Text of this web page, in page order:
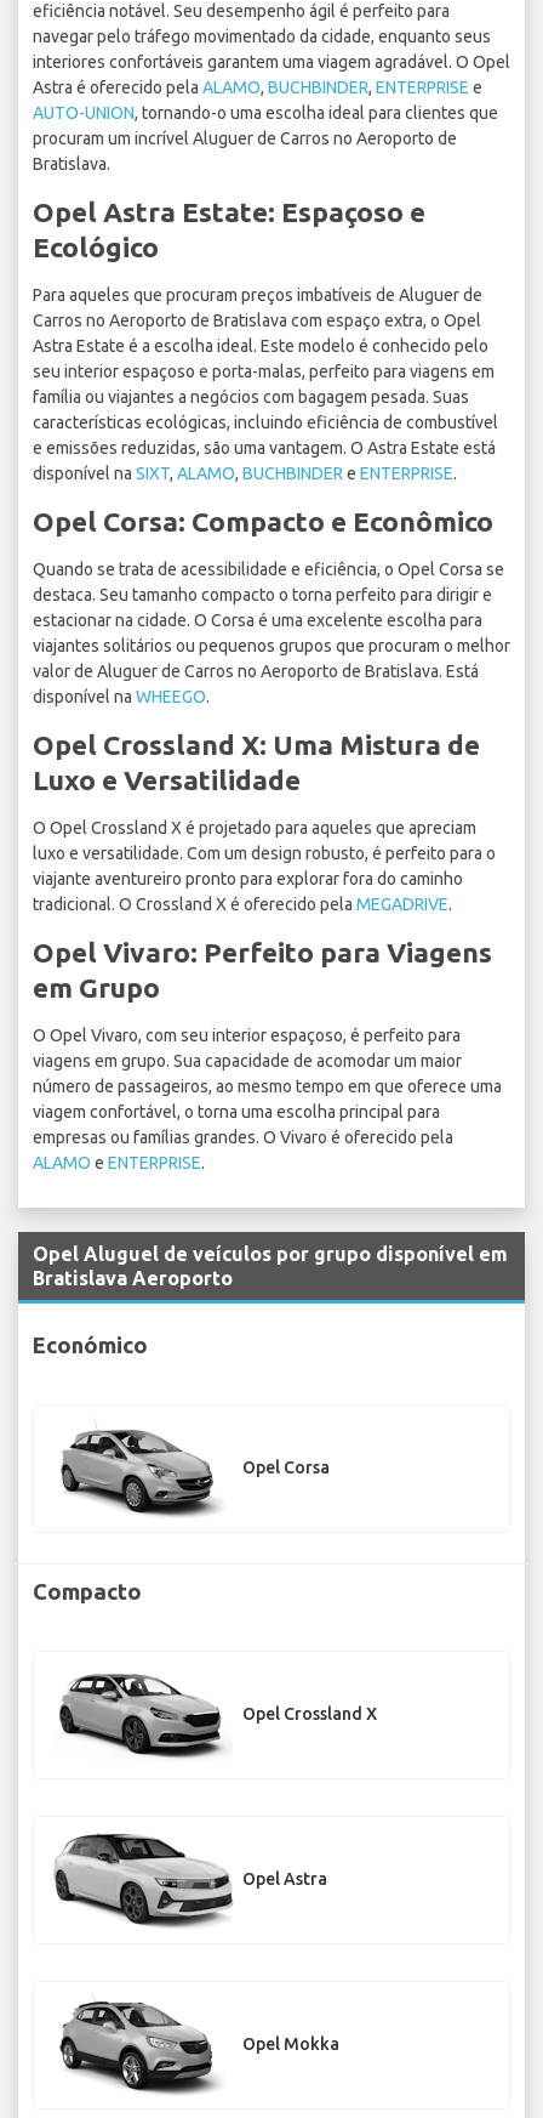
eficiência notável. Seu desempenho ágil é perfeito para
navegar pelo tráfego movimentado da cidade, enquanto seus
interiores confortáveis garantem uma viagem agradável. O Opel
Astra é oferecido pela ALAMO, BUCHBINDER, ENTERPRISE e
AUTO-UNION, tornando-o uma escolha ideal para clientes que
procuram um incrível Aluguer de Carros no Aeroporto de
Bratislava.
Opel Astra Estate: Espaçoso e
Ecológico
Para aqueles que procuram preços imbatíveis de Aluguer de
Carros no Aeroporto de Bratislava com espaço extra, o Opel
Astra Estate é a escolha ideal. Este modelo é conhecido pelo
seu interior espaçoso e porta-malas, perfeito para viagens em
família ou viajantes a negócios com bagagem pesada. Suas
características ecológicas, incluindo eficiência de combustível
e emissões reduzidas, são uma vantagem. O Astra Estate está
disponível na SIXT, ALAMO, BUCHBINDER e ENTERPRISE.
Opel Corsa: Compacto e Econômico
Quando se trata de acessibilidade e eficiência, o Opel Corsa se
destaca. Seu tamanho compacto o torna perfeito para dirigir e
estacionar na cidade. O Corsa é uma excelente escolha para
viajantes solitários ou pequenos grupos que procuram o melhor
valor de Aluguer de Carros no Aeroporto de Bratislava. Está
disponível na WHEEGO.
Opel Crossland X: Uma Mistura de
Luxo e Versatilidade
O Opel Crossland X é projetado para aqueles que apreciam
luxo e versatilidade. Com um design robusto, é perfeito para o
viajante aventureiro pronto para explorar fora do caminho
tradicional. O Crossland X é oferecido pela MEGADRIVE.
Opel Vivaro: Perfeito para Viagens
em Grupo
O Opel Vivaro, com seu interior espaçoso, é perfeito para
viagens em grupo. Sua capacidade de acomodar um maior
número de passageiros, ao mesmo tempo em que oferece uma
viagem confortável, o torna uma escolha principal para
empresas ou famílias grandes. O Vivaro é oferecido pela
ALAMO e ENTERPRISE.
Opel Aluguel de veículos por grupo disponível em
Bratislava Aeroporto
Económico
Opel Corsa
Compacto
Opel Crossland X
Opel Astra
Opel Mokka